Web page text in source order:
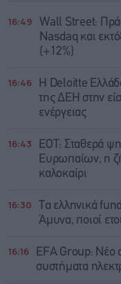
16:49
Wall Street:
Nasdaq και
(+12%)
16:46
Η Deloitte
της ΔΕΗ στην
ενέργειας
16:43
ΕΟΤ: Σταθερά
Ευρωπαίων, η
καλοκαίρι
16:30
Τα ελληνικά
Άμυνα, ποιοί
16:16
EFA Group: Νέο
συστήματα